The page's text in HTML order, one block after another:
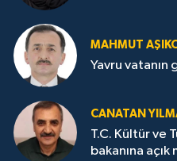
MAHMUT
Yavru vatanın
CANATAN
T.C. Kültür ve
bakanına